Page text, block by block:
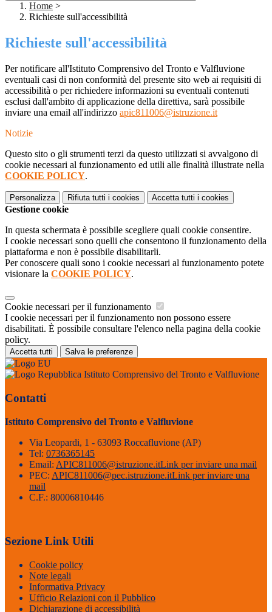
Home >
Richieste sull'accessibilità
Richieste sull'accessibilità
Per notificare all'Istituto Comprensivo del Tronto e Valfluvione
eventuali casi di non conformità del presente sito web ai requisiti di
accessibilità o per richiedere informazioni su eventuali contenuti
esclusi dall'ambito di applicazione della direttiva, sarà possibile
inviare una email all'indirizzo apic811006@istruzione.it
Notizie
Questo sito o gli strumenti terzi da questo utilizzati si avvalgono di
cookie necessari al funzionamento ed utili alle finalità illustrate nella
COOKIE POLICY.
Personalizza Rifiuta tutti i cookies Accetta tutti i cookies
Gestione cookie
In questa schermata è possibile scegliere quali cookie consentire.
I cookie necessari sono quelli che consentono il funzionamento della
piattaforma e non è possibile disabilitarli.
Per conoscere quali sono i cookie necessari al funzionamento potete
visionare la COOKIE POLICY.
Cookie necessari per il funzionamento
I cookie necessari per il funzionamento non possono essere
disabilitati. È possibile consultare l'elenco nella pagina della cookie
policy.
Accetta tutti Salva le preferenze
Istituto Comprensivo del Tronto e Valfluvione
Contatti
Istituto Comprensivo del Tronto e Valfluvione
Via Leopardi, 1 - 63093 Roccafluvione (AP)
Tel: 0736365145
Email: APIC811006@istruzione.itLink per inviare una mail
PEC: APIC811006@pec.istruzione.itLink per inviare una
mail
C.F.: 80006810446
Sezione Link Utili
Cookie policy
Note legali
Informativa Privacy
Ufficio Relazioni con il Pubblico
Dichiarazione di accessibilità